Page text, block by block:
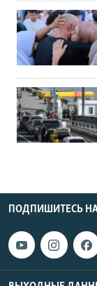
ПОДПИШИТЕСЬ